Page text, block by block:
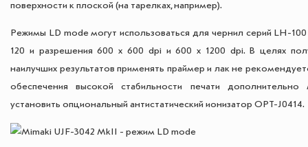
поверхности к плоской (на тарелках, например).
Режимы LD mode могут использоваться для чернил серий LH-100
120 и разрешения 600 х 600 dpi и 600 х 1200 dpi. В целях
наилучших результатов применять праймер и лак не
обеспечения высокой стабильности печати дополнительно
установить опциональный антистатический ионизатор OPT-J0414.